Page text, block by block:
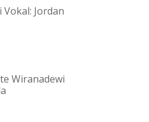
Jordan
Wiranadewi